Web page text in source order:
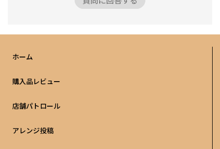
ホーム
購入品レビュー
店舗パトロール
アレンジ投稿